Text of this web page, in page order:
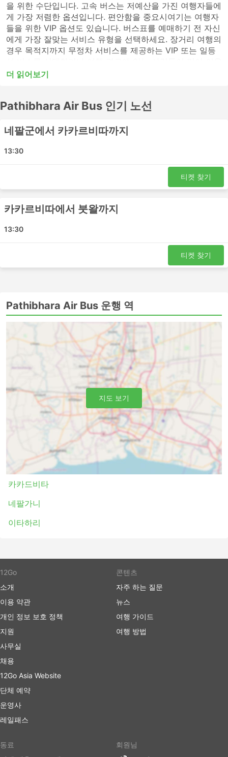
을 위한 수단입니다. 고속 버스는 저예산을 가진 여행자들에
게 가장 저렴한 옵션입니다. 편안함을 중요시여기는 여행자
들을 위한 VIP 옵션도 있습니다. 버스표를 예매하기 전 자신
에게 가장 잘맞는 서비스 유형을 선택하세요. 장거리 여행의
경우 목적지까지 무정차 서비스를 제공하는 VIP 또는 일등
하지 않는 버스역에 전화하여 표를 알아보세요. 고속 버스
이 야간 버스로 이동이 가능하며, 일부 버스는 쾌적한 여행
예매 전 시간표를 확인하세요. Pathibhara Air Bus에서 버스
하여 가장 좋은 버스표를 예매하세요.
Pathibhara Air Bus 인기있는 버스역
니다:
기 있는 노선 목록은 다음과 같습니다.
네팔군 - 카카르비따
카카르비따 - 붓왈
Pathibhara Air Bus 티켓 가격 및 좌석 등급
버스 여행의 가장 좋은 점 중 하나는 프라이버시와 편안함에
대한 요구 사항에 맞게 여행을 거의 맞춤화할 수 있다는 것
입니다. 가장 저렴한 여행은 일반적으로 표준 클래스 버스로
제공됩니다. 로컬, 익스프레스 또는 일반 버스라고 할 수 있
습니다. 이것은 짧은 여행에 좋은 선택입니다. 수면 좌석이
있는 버스 또는 VIP 버스는 장거리 및 야간 여행 모두에 적
합합니다. 침대나 넓고 푹신한 등받이가 있는 좌석이 제공되
며 때로는 빌트인 마사지 옵션, 담요, 음료 및 간식이 제공되
거나에서 화장실 이용시간 또는 버스가 주유를 하는 동안 식
사가 제공됩니다. 야간 버스로 여행하면 호텔비를 절약할 수
하세요. 가격은 항상 주행 거리와 버스 유형에 따라 다릅니
다. 일부 단거리 여행의 경우, 일반 버스로 여행하는 데 소요
되는 시간을 두 배로 절약할 수 있으므로 추가 비용을 투자
버스 여행 장점
버스는 기차나 비행기로 갈 수 없는 여행지로 가는 최
고의 선택입니다. 버스 네트워크는 종종 거의 전국을
포괄하며 버스 노선은 잘 정립되어 있습니다.
비행기 여행이나 때때로 철도 여행과는 반대로 버스를
화적이며 한도가 설정되어 있는 경우 추가 수하물에
대한 요금은 일반적으로 그리 높지 않습니다.
며 목적지까지 데려다줍니다. 장거리 노선을 이용할
더 읽어보기
Pathibhara Air Bus 인기 노선
네팔군에서 카카르비따까지
13:30
티켓 찾기
카카르비따에서 붓왈까지
13:30
티켓 찾기
Pathibhara Air Bus 운행 역
카카드비타
네팔가니
이타하리
지도 보기
12Go
소개
이용 약관
개인 정보 보호 정책
지원
사무실
채용
12Go Asia Website
단체 예약
운영사
레일패스
콘텐츠
자주 하는 질문
뉴스
여행 가이드
여행 방법
동료
회원님